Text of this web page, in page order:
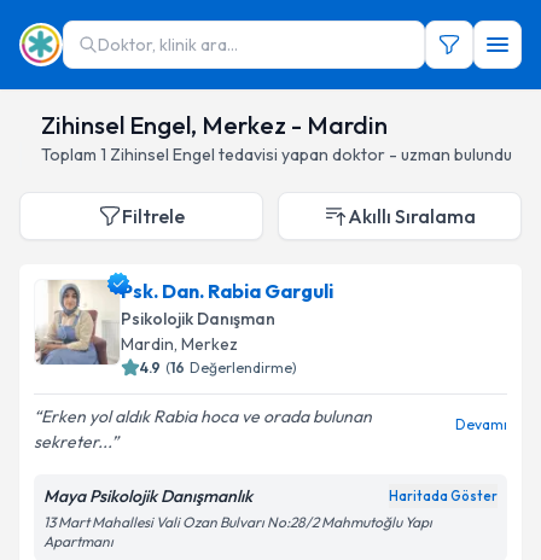
Doktor, klinik ara...
Zihinsel Engel, Merkez - Mardin
Toplam 1 Zihinsel Engel tedavisi yapan doktor - uzman bulundu
Filtrele Akıllı Sıralama
Psk. Dan. Rabia Garguli
Psikolojik Danışman
Mardin, Merkez
4.9 (16 Değerlendirme)
Erken yol aldık Rabia hoca ve orada bulunan
sekreter...
Devamı
Maya Psikolojik Danışmanlık Haritada Göster
13 Mart Mahallesi Vali Ozan Bulvarı No:28/2 Mahmutoğlu Yapı
Apartmanı